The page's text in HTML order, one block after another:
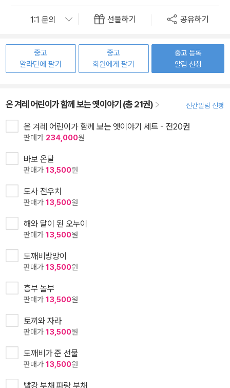
선물하기 공유하기
중고
알라딘에 팔기
중고
회원에게 팔기
중고 등록
알림 신청
온 겨레 어린이가 함께 보는 옛이야기 (총 21권) 신간알림 신청
온 겨레 어린이가 함께 보는 옛이야기 세트 - 전20권
판매가 234,000원
바보 온달
판매가 13,500원
도사 전우치
판매가 13,500원
해와 달이 된 오누이
판매가 13,500원
도깨비방망이
판매가 13,500원
흥부 놀부
판매가 13,500원
토끼와 자라
판매가 13,500원
도깨비가 준 선물
판매가 13,500원
빨강 부채 파랑 부채